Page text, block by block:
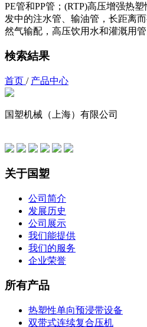
PE管和PP管；(RTP)高压增强热
发中的注水管、输油管，长距离
然气输配，高压饮用水和灌溉用管
検索結果
首页 / 产品中心
国塑机械（上海）有限公司
关于国塑
公司简介
发展历史
公司展示
我们能提供
我们的服务
企业荣誉
所有产品
热塑性单向预浸带设备
双带式连续复合压机